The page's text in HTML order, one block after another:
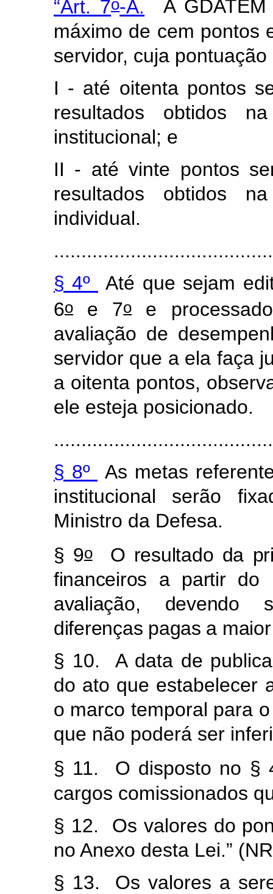
“Art. 7o-A.
A
máximo de cem pontos
servidor, cuja
I - até oitenta pontos
resultados obtidos
institucional; e
II - até vinte pontos
resultados obtidos
individual.
§ 4º
Até que sejam
6o e 7oe
avaliação de
servidor que a ela faça
a oitenta pontos,
ele esteja posicionado.
§ 8º
As metas
institucional serão
Ministro da Defesa.
§ 9oO resultado da
financeiros a partir do
avaliação, devendo
diferenças pagas a
§ 10. A data de
do ato que estabelecer
o marco temporal para
que não poderá ser
§ 11. O disposto no §
cargos comissionados
§ 12. Os valores do
no Anexo desta Lei.”
§ 13. Os valores a